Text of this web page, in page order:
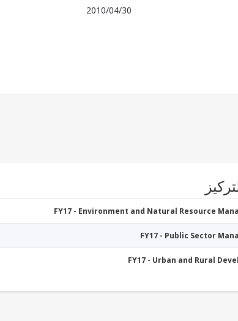
2010/04/30
FY17 - Environment and Natural Resource
FY17 - Public Sector
FY17 - Urban and Rural